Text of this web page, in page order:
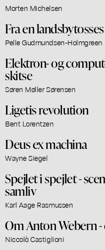
Morten Michelsen
Fra en
Pelle Gudmundsen-Holmgreen
Elektron- og
skitse
Søren Møller Sørensen
Ligetis revolution
Bent Lorentzen
Deus ex machina
Wayne Siegel
Spejlet i spejlet -
samliv
Karl Aage Rasmussen
Om Anton Webern
Niccolò Castiglioni